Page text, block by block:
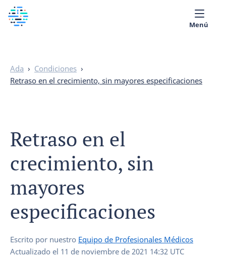
Biblioteca Médica
Menú
Ada › Condiciones ›
Retraso en el crecimiento, sin mayores especificaciones
Retraso en el
crecimiento, sin
mayores
especificaciones
Escrito por nuestro Equipo de Profesionales Médicos
Actualizado el 11 de noviembre de 2021 14:32 UTC